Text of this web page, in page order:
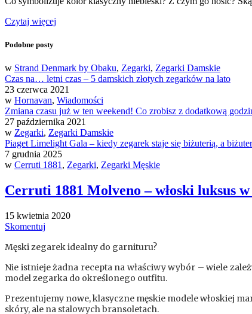
Czytaj więcej
Podobne posty
w Strand Denmark by Obaku, Zegarki, Zegarki Damskie
Czas na… letni czas – 5 damskich złotych zegarków na lato
23 czerwca 2021
w Hornavan, Wiadomości
Zmiana czasu już w ten weekend! Co zrobisz z dodatkową
27 października 2021
w Zegarki, Zegarki Damskie
Piaget Limelight Gala – kiedy zegarek staje się biżuterią, a
7 grudnia 2025
w Cerruti 1881, Zegarki, Zegarki Męskie
Cerruti 1881 Molveno – włoski luksus
15 kwietnia 2020
Skomentuj
Męski zegarek idealny do garnituru?
Nie istnieje żadna recepta na właściwy wybór – wiele
model zegarka do określonego outfitu.
Prezentujemy nowe, klasyczne męskie modele włoskiej
skóry, ale na stalowych bransoletach.